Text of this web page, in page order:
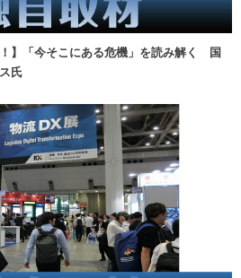
！】「今そこにある危機」を読み解く 国
氏